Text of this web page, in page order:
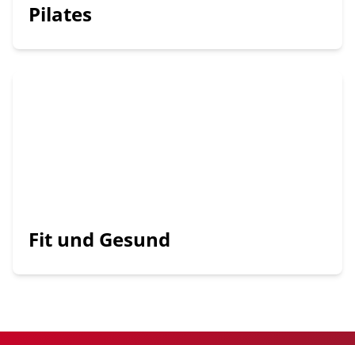
Pilates
Fit und Gesund